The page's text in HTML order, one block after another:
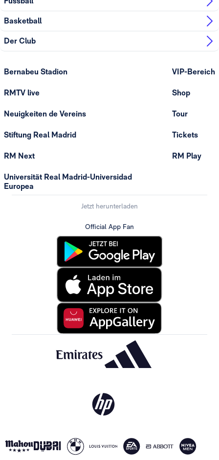
Basketball
Der Club
Bernabeu Stadion
RMTV live
Neuigkeiten de Vereins
Stiftung Real Madrid
RM Next
Universität Real Madrid-Universidad
Europea
VIP-Bereich
Shop
Tour
Tickets
RM Play
Jetzt herunterladen
Official App Fan